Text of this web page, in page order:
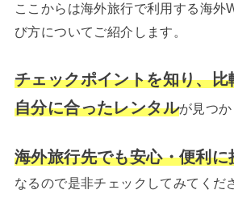
ここからは海外旅行で利用する海外
び方についてご紹介します。
チェックポイントを知り、比
自分に合ったレンタルが見つか
海外旅行先でも安心・便利に
なるので是非チェックしてみてくだ